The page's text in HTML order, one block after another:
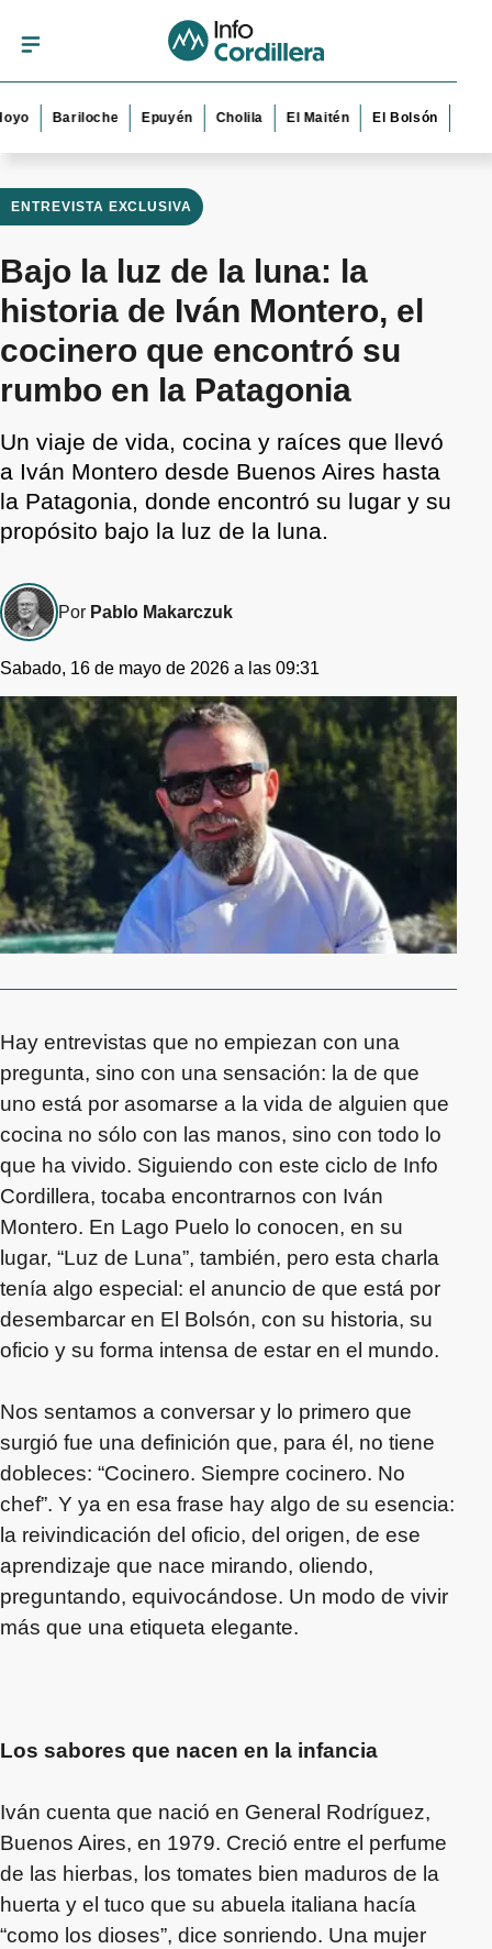
Bariloche Epuyén Cholila El Maitén El Bolsón Esquel
ENTREVISTA EXCLUSIVA
Bajo la luz de la luna: la
historia de Iván Montero, el
cocinero que encontró su
rumbo en la Patagonia
Un viaje de vida, cocina y raíces que llevó
a Iván Montero desde Buenos Aires hasta
la Patagonia, donde encontró su lugar y su
propósito bajo la luz de la luna.
Por Pablo Makarczuk
Sabado, 16 de mayo de 2026 a las 09:31
Hay entrevistas que no empiezan con una
pregunta, sino con una sensación: la de que
uno está por asomarse a la vida de alguien que
cocina no sólo con las manos, sino con todo lo
que ha vivido. Siguiendo con este ciclo de Info
Cordillera, tocaba encontrarnos con Iván
Montero. En Lago Puelo lo conocen, en su
lugar, “Luz de Luna”, también, pero esta charla
tenía algo especial: el anuncio de que está por
desembarcar en El Bolsón, con su historia, su
oficio y su forma intensa de estar en el mundo.
Nos sentamos a conversar y lo primero que
surgió fue una definición que, para él, no tiene
dobleces: “Cocinero. Siempre cocinero. No
chef”. Y ya en esa frase hay algo de su esencia:
la reivindicación del oficio, del origen, de ese
aprendizaje que nace mirando, oliendo,
preguntando, equivocándose. Un modo de vivir
más que una etiqueta elegante.
Los sabores que nacen en la infancia
Iván cuenta que nació en General Rodríguez,
Buenos Aires, en 1979. Creció entre el perfume
de las hierbas, los tomates bien maduros de la
huerta y el tuco que su abuela italiana hacía
“como los dioses”, dice sonriendo. Una mujer